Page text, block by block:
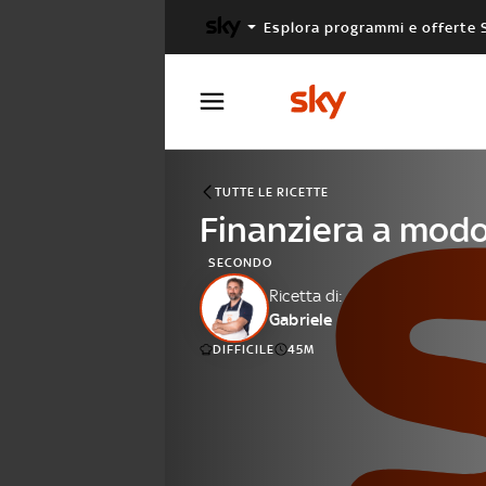
Esplora programmi e offerte
TUTTE LE RICETTE
Finanziera a
SECONDO
Ricetta di:
Gabriele
DIFFICILE 45M